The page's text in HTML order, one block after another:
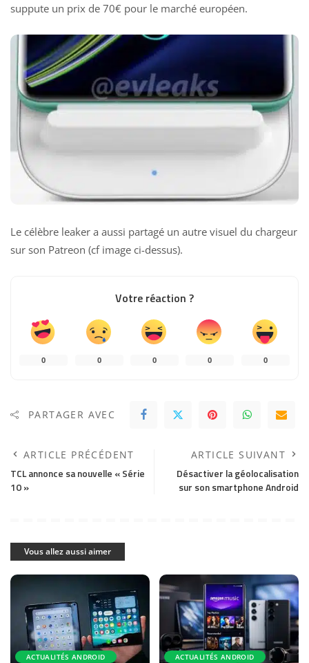
suppute un prix de 70€ pour le marché européen.
Le célèbre leaker a aussi partagé un autre visuel du chargeur
sur son Patreon (cf image ci-dessus).
Votre réaction ?
0 0 0 0 0
PARTAGER AVEC
ARTICLE PRÉCÉDENT
TCL annonce sa nouvelle « Série
10 »
ARTICLE SUIVANT
Désactiver la géolocalisation
sur son smartphone Android
Vous allez aussi aimer
ACTUALITÉS ANDROID
ACTUALITÉS ANDROID